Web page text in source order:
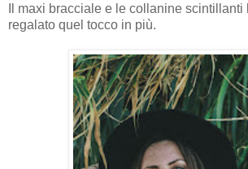
Il maxi bracciale e le collanine
regalato quel tocco in più.